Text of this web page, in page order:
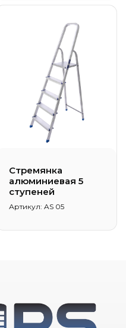
Стремянка
алюминиевая 5
ступеней
Артикул: AS 05